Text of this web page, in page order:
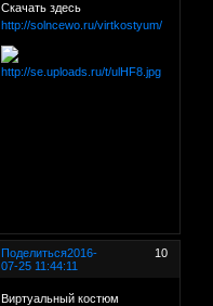
Скачать здесь
http://solncewo.ru/virtkostyum/
Поделиться 10
2016-
07-25 11:44:11
Виртуальный костюм